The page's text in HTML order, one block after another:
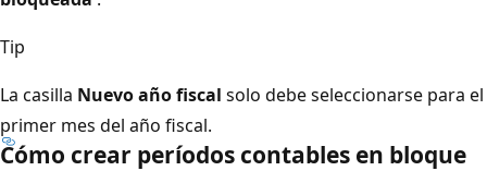
Tip
La casilla Nuevo año fiscal solo debe seleccionarse para el
primer mes del año fiscal.
Cómo crear períodos contables en bloque